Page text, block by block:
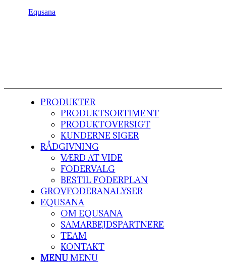
PRODUKTER
PRODUKTSORTIMENT
PRODUKTOVERSIGT
KUNDERNE SIGER
RÅDGIVNING
VÆRD AT VIDE
FODERVALG
BESTIL FODERPLAN
GROVFODERANALYSER
EQUSANA
OM EQUSANA
SAMARBEJDSPARTNERE
TEAM
KONTAKT
MENU MENU